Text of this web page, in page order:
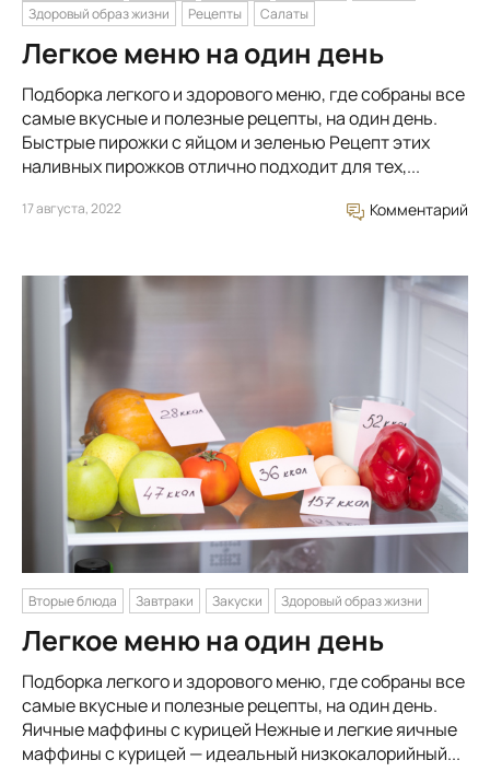
Здоровый образ жизни
Рецепты Салаты
Легкое меню на один день
Подборка легкого и здорового меню, где собраны все
самые вкусные и полезные рецепты, на один день.
Быстрые пирожки с яйцом и зеленью Рецепт этих
наливных пирожков отлично подходит для тех,...
17 августа, 2022 Комментарий
Вторые блюда Завтраки Закуски Здоровый образ жизни
Легкое меню на один день
Подборка легкого и здорового меню, где собраны все
самые вкусные и полезные рецепты, на один день.
Яичные маффины с курицей Нежные и легкие яичные
маффины с курицей — идеальный низкокалорийный...